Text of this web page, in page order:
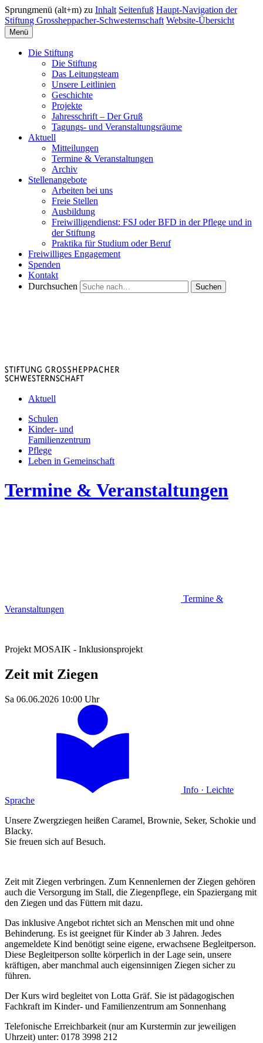
Sprungmenü (alt+m) zu Inhalt Seitenfuß Haupt-Navigation der
Stiftung Grossheppacher-Schwesternschaft Website-Übersicht
Menü
Die Stiftung
Die Stiftung
Das Leitungsteam
Unsere Leitlinien
Geschichte
Projekte
Jahresschrift – Der Gruß
Tagungs- und Veranstaltungsräume
Aktuell
Mitteilungen
Termine & Veranstaltungen
Archiv
Stellenangebote
Arbeiten bei uns
Freie Stellen
Ausbildung
Freiwilligendienst: FSJ oder BFD in der Pflege und in
der Stiftung
Praktika für Studium oder Beruf
Freiwilliges Engagement
Spenden
Kontakt
Durchsuchen
Suchen
Aktuell
Schulen
Kinder- und
Familienzentrum
Pflege
Leben in Gemeinschaft
Termine & Veranstaltungen
Termine &
Veranstaltungen
Projekt MOSAIK - Inklusionsprojekt
Zeit mit Ziegen
Sa 06.06.2026 10:00 Uhr
Info · Leichte
Sprache
Unsere Zwergziegen heißen Caramel, Brownie, Seker, Schokie und
Blacky.
Sie freuen sich auf Besuch.
Zeit mit Ziegen verbringen. Zum Kennenlernen der Ziegen gehören
auch die Versorgung im Stall, die Ziegenpflege, ein Spaziergang mit
den Ziegen und das Füttern mit dazu.
Das inklusive Angebot richtet sich an Menschen mit und ohne
Behinderung. Es ist geeignet für Kinder ab 3 Jahren. Jedes
angemeldete Kind benötigt seine eigene, erwachsene Begleitperson.
Diese Begleitperson sollte körperlich in der Lage sein, unsere
kräftigen, aber manchmal auch eigensinnigen Ziegen sicher zu
führen.
Der Kurs wird begleitet von Lotta Gräf. Sie ist pädagogischen
Fachkraft im Kinder- und Familienzentrum am Sonnenhang
Telefonische Erreichbarkeit (nur am Kurstermin zur jeweiligen
Uhrzeit) unter: 0178 3998 212